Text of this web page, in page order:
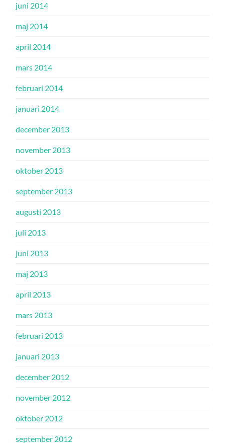
juni 2014
maj 2014
april 2014
mars 2014
februari 2014
januari 2014
december 2013
november 2013
oktober 2013
september 2013
augusti 2013
juli 2013
juni 2013
maj 2013
april 2013
mars 2013
februari 2013
januari 2013
december 2012
november 2012
oktober 2012
september 2012